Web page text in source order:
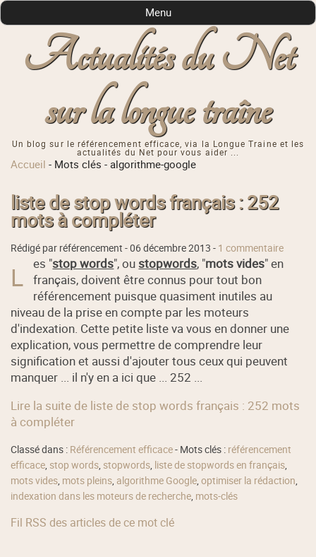
Actualités du Net
sur la longue traîne
Un blog sur le référencement efficace, via la Longue Traine et les
actualités du Net pour vous aider ...
Menu
Accueil - Mots clés -algorithme-google
liste de stop words français : 252
mots à compléter
Rédigé par référencement -06 décembre 2013 - 1 commentaire
L es "stop words", ou stopwords, "mots vides" en
français, doivent être connus pour tout bon
référencement puisque quasiment inutiles au
niveau de la prise en compte par les moteurs
d'indexation. Cette petite liste va vous en donner une
explication, vous permettre de comprendre leur
signification et aussi d'ajouter tous ceux qui peuvent
manquer ... il n'y en a ici que ... 252 ...
Lire la suite de liste de stop words français : 252 mots
à compléter
Classé dans : Référencement efficace- Mots clés : référencement
efficace, stop words, stopwords, liste de stopwords en français,
mots vides, mots pleins, algorithme Google,optimiser la rédaction,
indexation dans les moteurs de recherche, mots-clés
Fil RSS des articles de ce mot clé